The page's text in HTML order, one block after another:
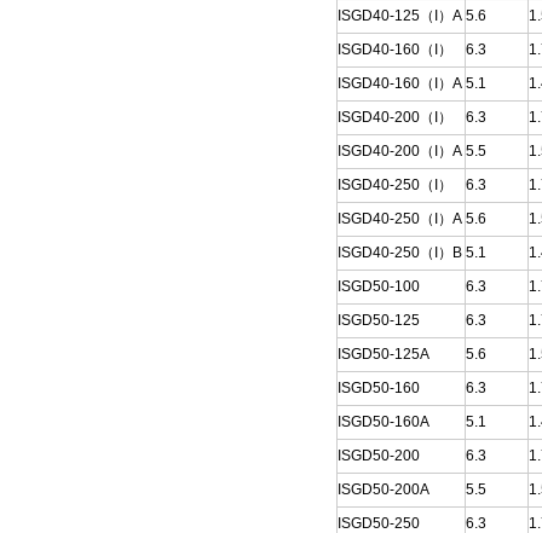
ISGD40-125（I）A 5.6
ISGD40-160（I）
6.3
ISGD40-160（I）A 5.1
ISGD40-200（I）
6.3
ISGD40-200（I）A 5.5
ISGD40-250（I）
6.3
ISGD40-250（I）A 5.6
ISGD40-250（I）B 5.1
ISGD50-100
6.3
ISGD50-125
6.3
ISGD50-125A
5.6
ISGD50-160
6.3
ISGD50-160A
5.1
ISGD50-200
6.3
ISGD50-200A
5.5
ISGD50-250
6.3